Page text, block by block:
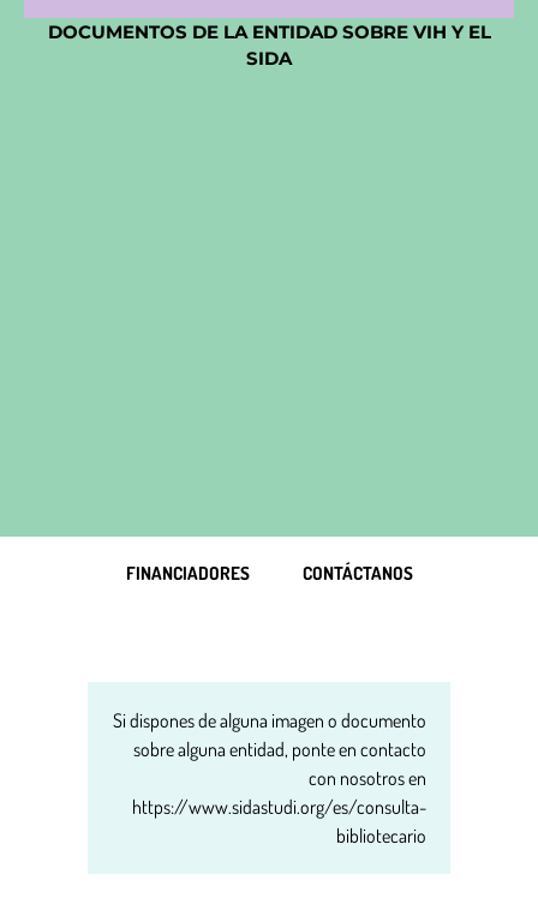
DOCUMENTOS DE LA ENTIDAD SOBRE VIH Y EL
SIDA
FINANCIADORES CONTÁCTANOS
Si dispones de alguna imagen o documento
sobre alguna entidad, ponte en contacto
con nosotros en
https://www.sidastudi.org/es/consulta-
bibliotecario